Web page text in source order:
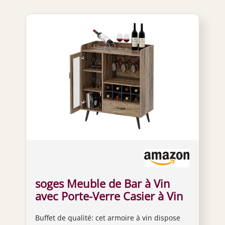
soges Meuble de Bar à Vin
avec Porte-Verre Casier à Vin
Rangement, Organisateur de
Buffet de qualité: cet armoire à vin dispose